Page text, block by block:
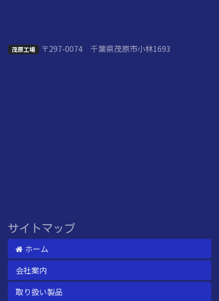
茂原工場 〒297-0074 千葉県茂原市小林1693
サイトマップ
ホーム
会社案内
取り扱い製品